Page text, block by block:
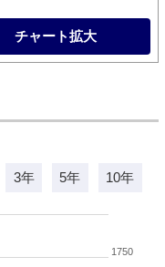
チャート拡大
3年 5年 10年
1750